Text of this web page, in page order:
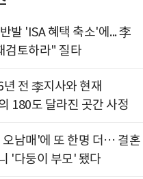
발 'ISA 혜택 축소'에... 李
검토하라" 질타
전 李지사와 현재
180도 달라진 곳간 사정
오남매'에 또 한명 더… 결혼
'다둥이 부모' 됐다